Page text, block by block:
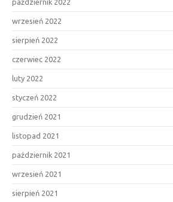
wrzesień 2022
sierpień 2022
czerwiec 2022
luty 2022
styczeń 2022
grudzień 2021
listopad 2021
październik 2021
wrzesień 2021
sierpień 2021